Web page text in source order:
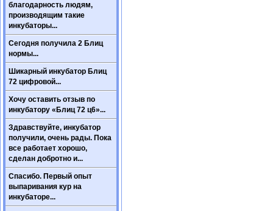
благодарность людям,
производящим такие
инкубаторы...
Сегодня получила 2 Блиц
нормы...
Шикарный инкубатор Блиц
72 цифровой...
Хочу оставить отзыв по
инкубатору «Блиц 72 ц6»...
Здравствуйте, инкубатор
получили, очень рады. Пока
все работает хорошо,
сделан добротно и...
Спасибо. Первый опыт
выпаривания кур на
инкубаторе...